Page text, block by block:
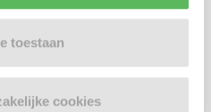
toestaan
cookies